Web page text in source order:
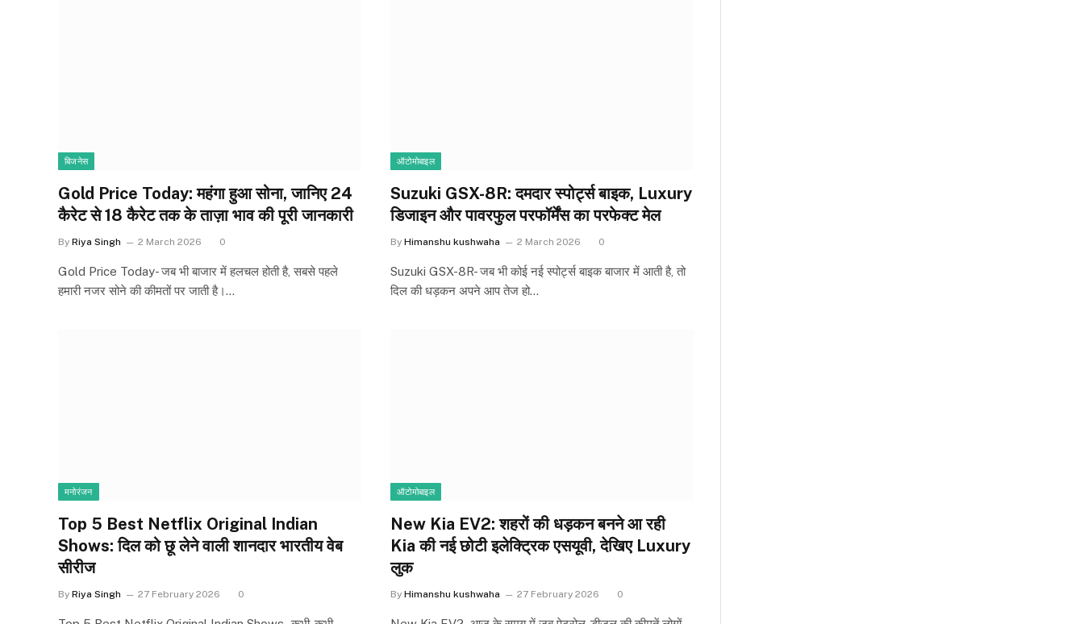
बिजनेस
Gold Price Today: महंगा हुआ सोना, जानिए 24
कैरेट से 18 कैरेट तक के ताज़ा भाव की पूरी जानकारी
By Riya Singh 2 March 2026 0
Gold Price Today- जब भी बाजार में हलचल होती है, सबसे पहले
हमारी नजर सोने की कीमतों पर जाती है।…
ऑटोमोबाइल
Suzuki GSX-8R: दमदार स्पोर्ट्स बाइक, Luxury
डिजाइन और पावरफुल परफॉर्मेंस का परफेक्ट मेल
By Himanshu kushwaha 2 March 2026 0
Suzuki GSX-8R- जब भी कोई नई स्पोर्ट्स बाइक बाजार में आती है, तो
दिल की धड़कन अपने आप तेज हो…
मनोरंजन
Top 5 Best Netflix Original Indian
Shows: दिल को छू लेने वाली शानदार भारतीय वेब
सीरीज
By Riya Singh 27 February 2026 0
ऑटोमोबाइल
New Kia EV2: शहरों की धड़कन बनने आ रही
Kia की नई छोटी इलेक्ट्रिक एसयूवी, देखिए Luxury
लुक
By Himanshu kushwaha 27 February 2026 0